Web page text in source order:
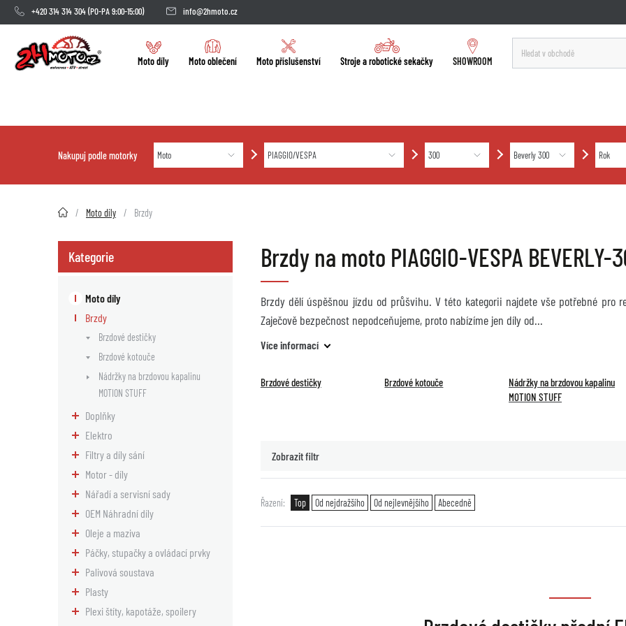
+420 314 314 304(PO-PA 9:00-15:00) info@2hmoto.cz
Moto díly Moto oblečení Moto příslušenství Stroje a robotické sekačky SHOWROOM
Nakupuj podle motorky
2HMOTO.cz Moto díly Brzdy
Kategorie
Moto díly
Brzdy
Brzdové destičky
Brzdové kotouče
Nádržky na brzdovou kapalinu
MOTION STUFF
Doplňky
Elektro
Filtry a díly sání
Motor - díly
Nářadí a servisní sady
OEM Náhradní díly
Oleje a maziva
Páčky, stupačky a ovládací prvky
Palivová soustava
Plasty
Plexi štíty, kapotáže, spoilery
Brzdy na moto PIAGGIO-VESPA BEVERLY-
Brzdy dělí úspěšnou jízdu od průšvihu. V této kategorii najdete vše potřebné pro
Zaječově bezpečnost nepodceňujeme, proto nabízíme jen díly od
Více informací
Brzdové destičky Brzdové kotouče
Nádržky na brzdovou kapalinu
MOTION STUFF
Zobrazit filtr
Řazení Top Od nejdražšího Od nejlevnějšího Abecedně